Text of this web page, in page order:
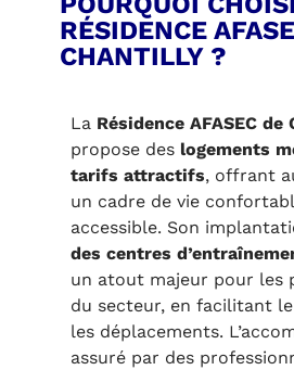
RÉSIDENCE
CHANTILLY ?
La Résidence AFASEC
propose des logements
tarifs attractifs, offrant
un cadre de vie
accessible. Son
des centres
un atout majeur pour les
du secteur, en facilitant
les déplacements.
assuré par des